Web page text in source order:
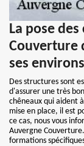
La pose
Couverture
ses
Des structures sont
d'assurer une très
chêneaux qui aident
mise en place, il est
ce cas, nous vous
Auvergne
formations